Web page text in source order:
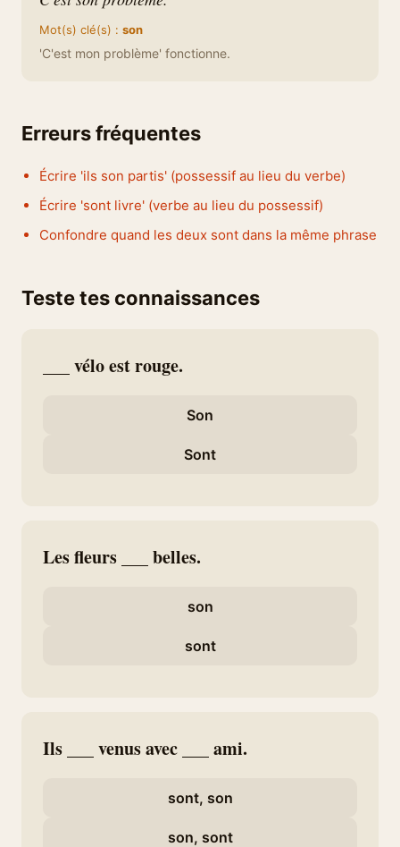
Mot(s) clé(s) : son
'C'est mon problème' fonctionne.
Erreurs fréquentes
Écrire 'ils son partis' (possessif au lieu du verbe)
Écrire 'sont livre' (verbe au lieu du possessif)
Confondre quand les deux sont dans la même phrase
Teste tes connaissances
___ vélo est rouge.
Son
Sont
Les fleurs ___ belles.
son
sont
Ils ___ venus avec ___ ami.
sont, son
son, sont